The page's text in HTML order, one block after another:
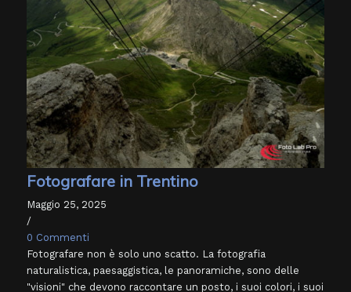
Fotografare in Trentino
Maggio 25, 2025
/
0 Commenti
Fotografare non è solo uno scatto. La fotografia
naturalistica, paesaggistica, le panoramiche, sono delle
"visioni" che devono raccontare un posto, i suoi colori, i suoi